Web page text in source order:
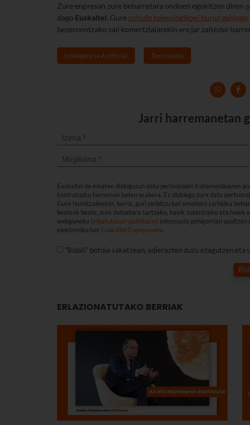
Zure enpresan zure beharretara ondoen egokitzen diren
dago Euskaltel . Gure soluzio teknologikoei buruz
bezeroentzako sail komertzialarekin ere jar zaitezke
Inteligencia Artificial Tecnología
Jarri harremanetan
Euskaltel da ematen dizkiguzun datu pertsonalen tratamenduaren
kontratuzko harreman baten arabera. Ez dizkiegu zure datu
Gure hornitzaileekin, berriz, guri zerbitzu bat emateko sarbidea
besteak beste, zure datuetara sartzeko, haiek zuzentzeko eta
webguneko pribatutasun-politikaren informazio gehigarrian azaltzen
elektroniko bat Euskaltel Enpresasera.
“Bidali” botoia sakatzean, adierazten duzu ezagutzen
ERLAZIONATUTAKO BERRIAK